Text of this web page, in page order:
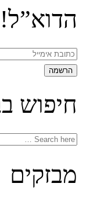
הדוא”ל!
חיפוש
Search
מבזקים